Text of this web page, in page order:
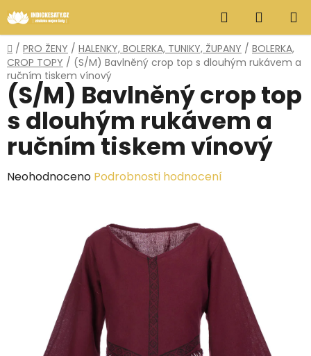
na
obsah
Hledat
KOŠÍK
Domů
/ PRO ŽENY / HALENKY, BOLERKA, TUNIKY, ŽUPANY / BOLERKA,
CROP TOPY / (S/M) Bavlněný crop top s dlouhým rukávem a
ručním tiskem vínový
(S/M) Bavlněný crop top
s dlouhým rukávem a
ručním tiskem vínový
Průměrné
hvězdiček.
Neohodnoceno Podrobnosti hodnocení